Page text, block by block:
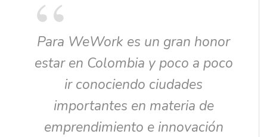
Para WeWork es un gran honor
estar en Colombia y poco a poco
ir conociendo ciudades
importantes en materia de
emprendimiento e innovación